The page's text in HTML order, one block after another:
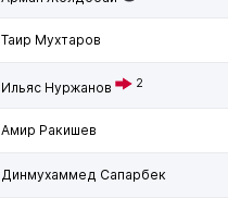
Таир Мухтаров
Ильяс Нуржанов 2
Амир Ракишев
Динмухаммед Сапарбек